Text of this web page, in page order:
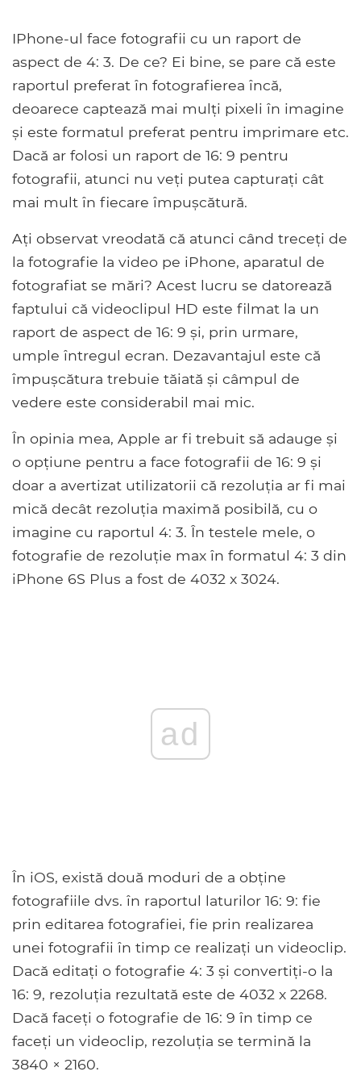
IPhone-ul face fotografii cu un raport de
aspect de 4: 3. De ce? Ei bine, se pare că este
raportul preferat în fotografierea încă,
deoarece captează mai mulți pixeli în imagine
și este formatul preferat pentru imprimare etc.
Dacă ar folosi un raport de 16: 9 pentru
fotografii, atunci nu veți putea capturați cât
mai mult în fiecare împușcătură.
Ați observat vreodată că atunci când treceți de
la fotografie la video pe iPhone, aparatul de
fotografiat se mări? Acest lucru se datorează
faptului că videoclipul HD este filmat la un
raport de aspect de 16: 9 și, prin urmare,
umple întregul ecran. Dezavantajul este că
împușcătura trebuie tăiată și câmpul de
vedere este considerabil mai mic.
În opinia mea, Apple ar fi trebuit să adauge și
o opțiune pentru a face fotografii de 16: 9 și
doar a avertizat utilizatorii că rezoluția ar fi mai
mică decât rezoluția maximă posibilă, cu o
imagine cu raportul 4: 3. În testele mele, o
fotografie de rezoluție max în formatul 4: 3 din
iPhone 6S Plus a fost de 4032 x 3024.
ad
În iOS, există două moduri de a obține
fotografiile dvs. în raportul laturilor 16: 9: fie
prin editarea fotografiei, fie prin realizarea
unei fotografii în timp ce realizați un videoclip.
Dacă editați o fotografie 4: 3 și convertiți-o la
16: 9, rezoluția rezultată este de 4032 x 2268.
Dacă faceți o fotografie de 16: 9 în timp ce
faceți un videoclip, rezoluția se termină la
3840 × 2160.